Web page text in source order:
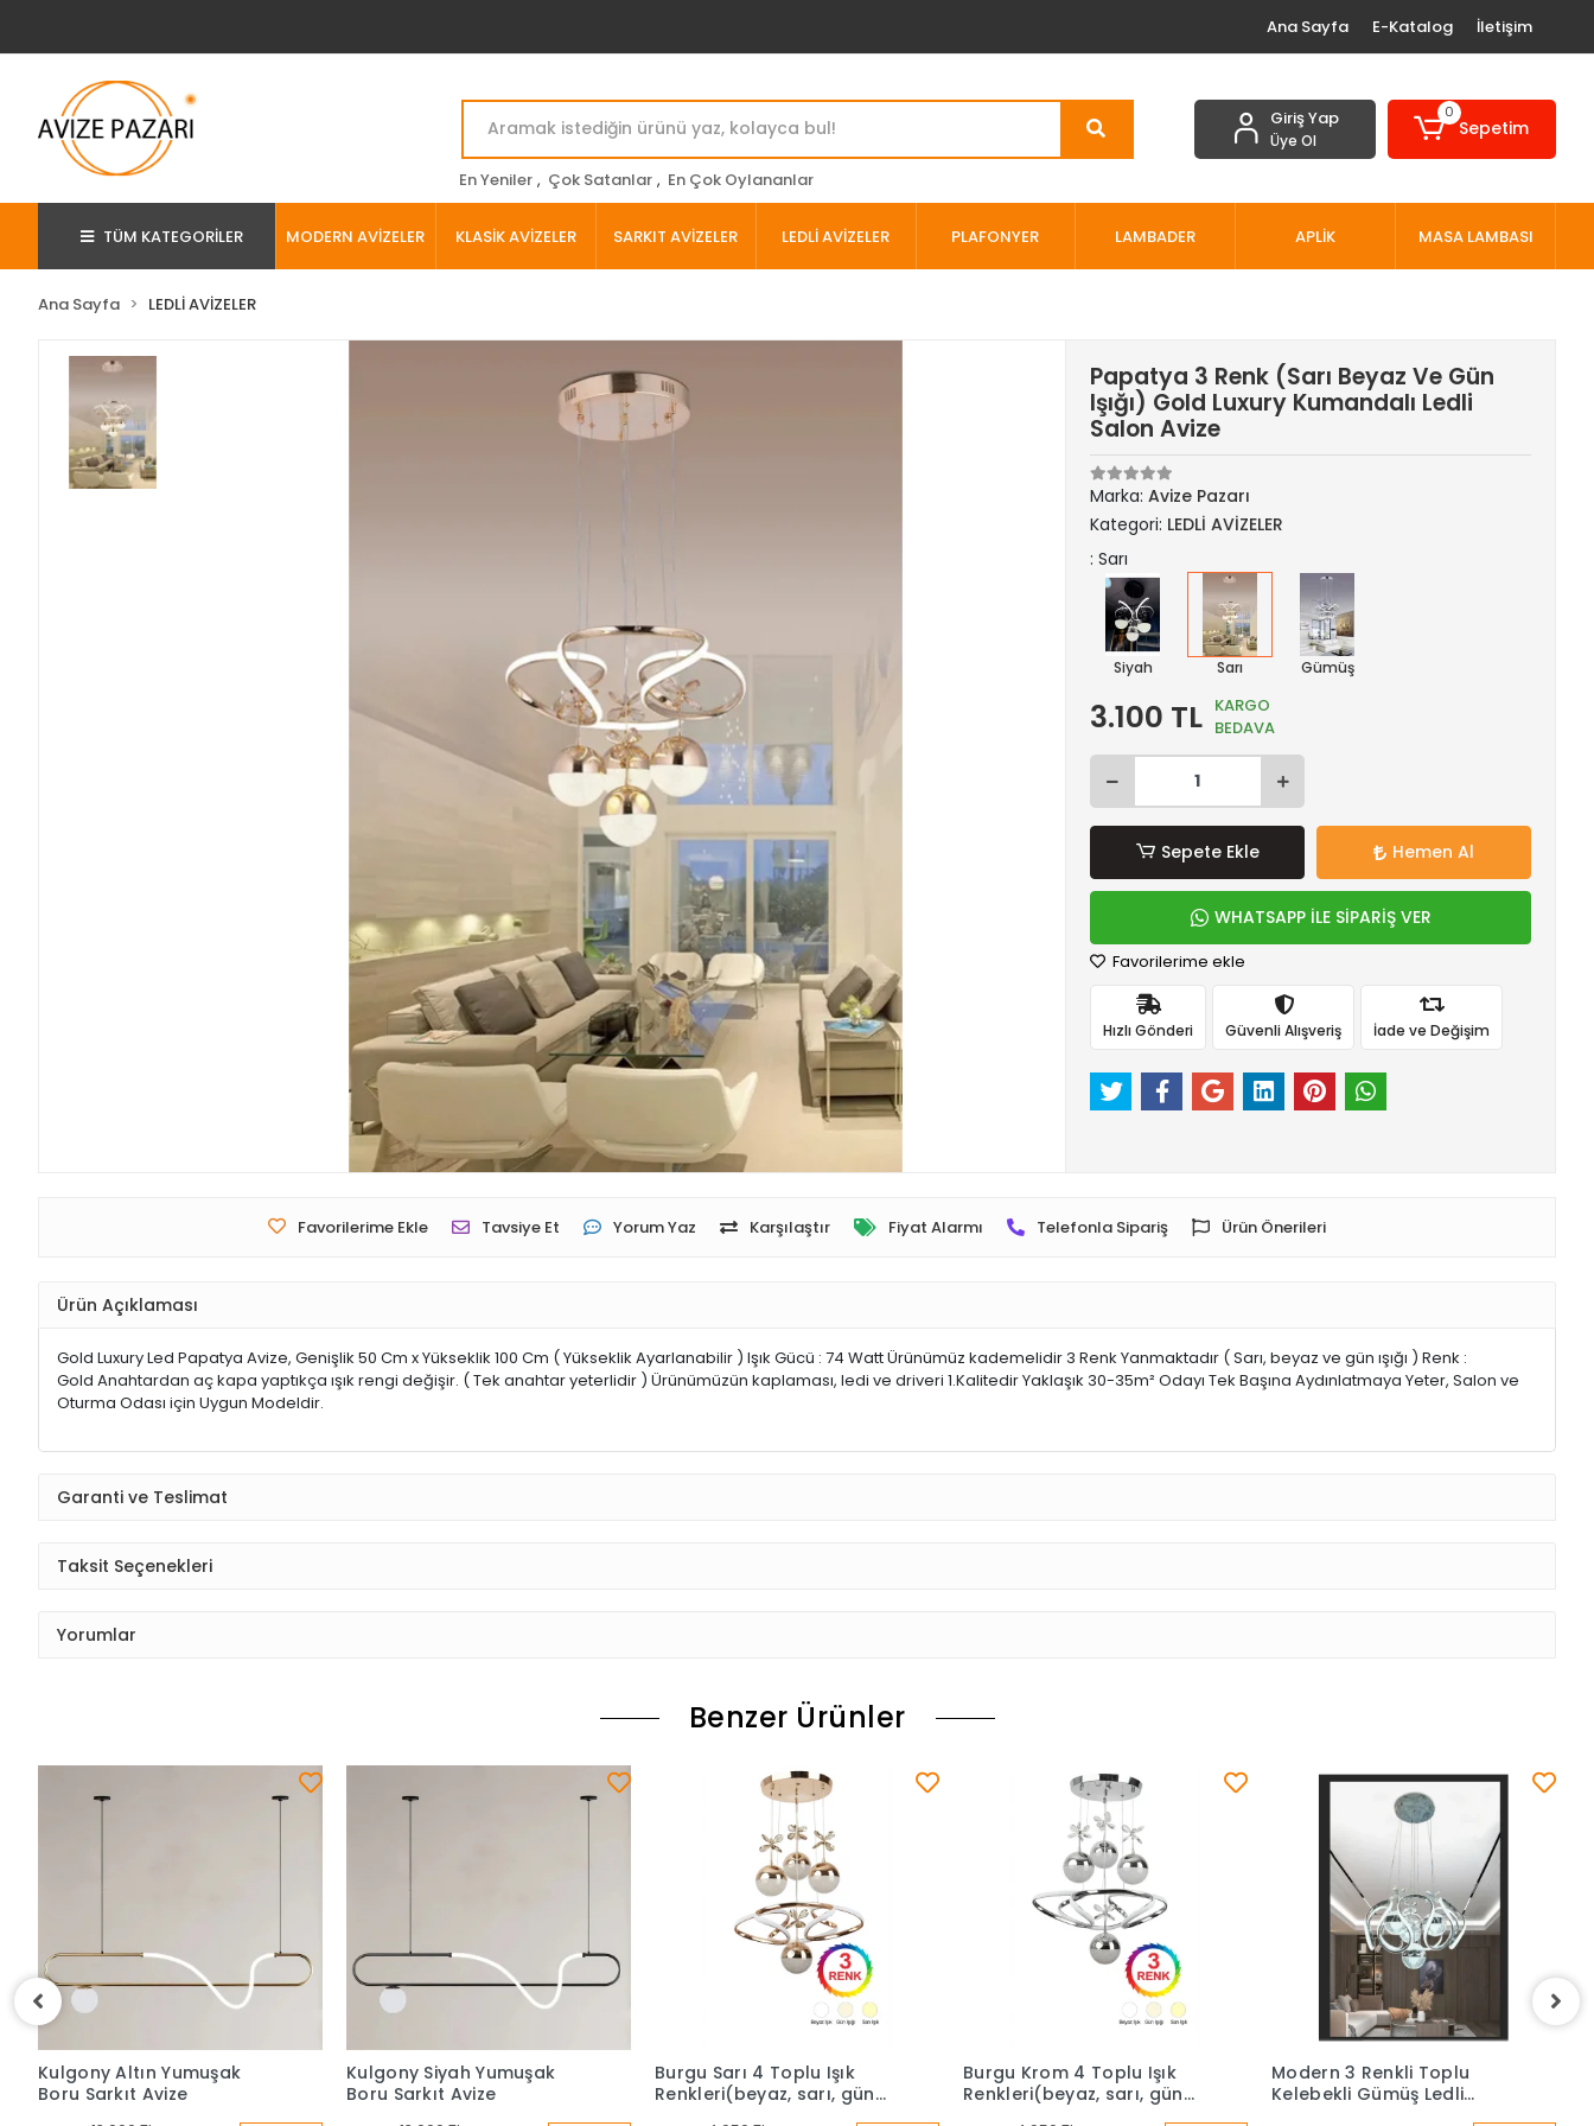
Ana Sayfa E-Katalog İletişim
En Yeniler , Çok Satanlar , En Çok Oylananlar
Giriş Yap
Üye Ol
0
Sepetim
TÜM KATEGORİLER MODERN AVİZELER KLASİK AVİZELER SARKIT AVİZELER LEDLİ AVİZELER PLAFONYER LAMBADER APLİK MASA LAMBASI
Ana Sayfa LEDLİ AVİZELER
Papatya 3 Renk (Sarı Beyaz Ve Gün
Işığı) Gold Luxury Kumandalı Ledli
Salon Avize
Marka:Avize Pazarı
Kategori: LEDLİ AVİZELER
: Sarı
Siyah Sarı Gümüş
3.100 TL KARGO
BEDAVA
Sepete Ekle Hemen Al
WHATSAPP İLE SİPARİŞ VER
Favorilerime ekle
Hızlı Gönderi Güvenli Alışveriş İade ve Değişim
Favorilerime Ekle Tavsiye Et Yorum Yaz Karşılaştır Fiyat Alarmı Telefonla Sipariş Ürün Önerileri
Ürün Açıklaması
Gold Luxury Led Papatya Avize, Genişlik 50 Cm x Yükseklik 100 Cm ( Yükseklik Ayarlanabilir ) Işık Gücü : 74 Watt Ürünümüz kademelidir 3 Renk Yanmaktadır ( Sarı, beyaz ve gün ışığı ) Renk :
Gold Anahtardan aç kapa yaptıkça ışık rengi değişir. ( Tek anahtar yeterlidir ) Ürünümüzün kaplaması, ledi ve driveri 1.Kalitedir Yaklaşık 30-35m² Odayı Tek Başına Aydınlatmaya Yeter, Salon ve
Oturma Odası için Uygun Modeldir.
Garanti ve Teslimat
Taksit Seçenekleri
Yorumlar
Benzer Ürünler
Kulgony Altın Yumuşak
Boru Sarkıt Avize
Kulgony Siyah Yumuşak
Boru Sarkıt Avize
Burgu Sarı 4 Toplu Işık
Renkleri(beyaz, sarı, gün
Burgu Krom 4 Toplu Işık
Renkleri(beyaz, sarı, gün
Modern 3 Renkli Toplu
Kelebekli Gümüş Ledli